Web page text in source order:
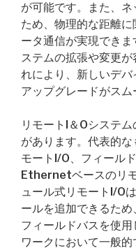
が可能です。また、
ため、物理的な距離
ータ通信が実現でき
ステムの拡張や変更
れにより、新しいデ
アップグレードがスム
リモートI＆Oシステ
があります。代表的
モートI/O、フィール
Ethernetベースのリ
ュール式リモートI/O
ールを追加できるため
フィールドバスを使
ワークにおいて一般